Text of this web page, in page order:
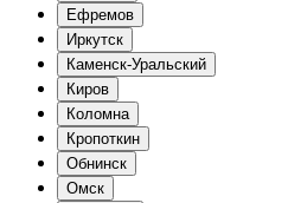
Ефремов
Иркутск
Каменск-Уральский
Киров
Коломна
Кропоткин
Обнинск
Омск